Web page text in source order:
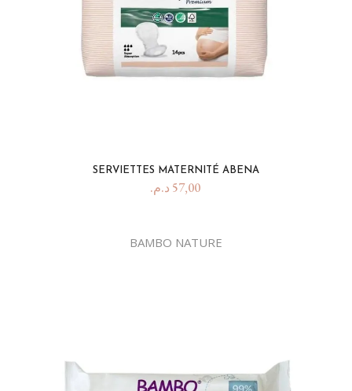
SERVIETTES MATERNITÉ ABENA
57,00 د.م.
BAMBO NATURE